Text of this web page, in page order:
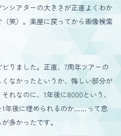
シアターの大きさが正直よくわか
笑）。楽屋に戻ってから画像検索
りました。正直、7周年ツアーの
なかったというか、悔しい部分が
れなのに、1年後に8000という、
1年後に埋められるのか……って思
多かったです。